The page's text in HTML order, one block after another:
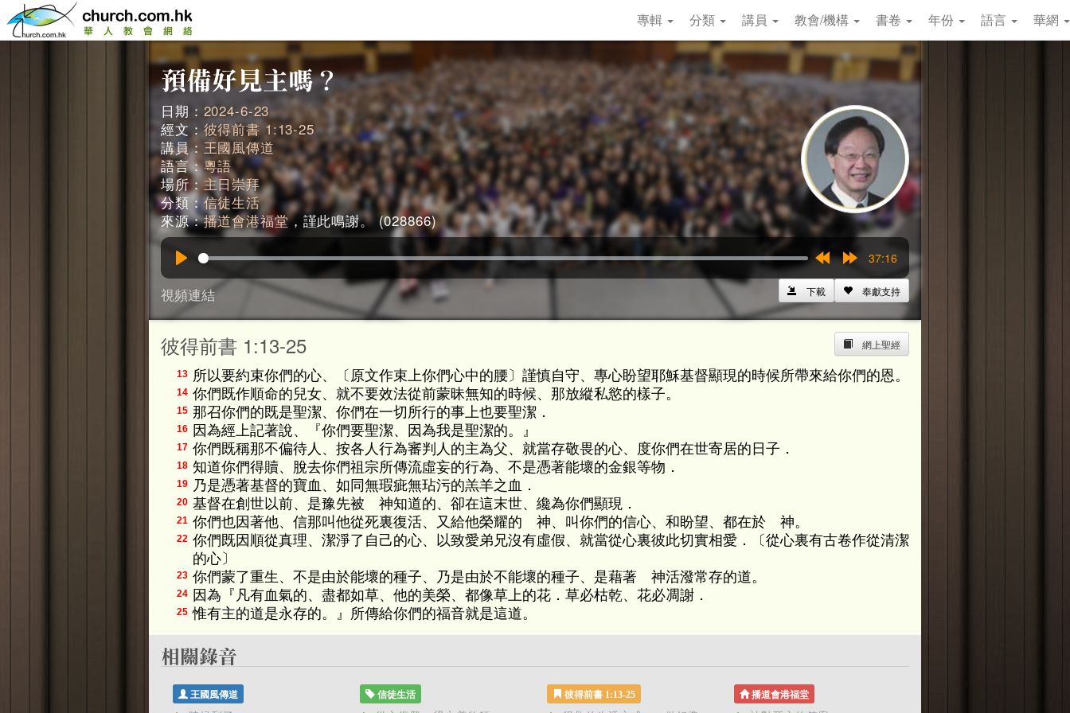
專輯 分類 講員 教會/機構 書卷 年份 語言 華網
日期： 2024-6-23
經文：彼得前書 1:13-25
講員： 王國風傳道
語言：粵語
場所：主日崇拜
分類：信徒生活
來源：播道會港福堂，謹此鳴謝。 (028866)
15s
15s
37:16
視頻連結 奉獻支持
下載
網上聖經
彼得前書 1:13-25
13 所以要約束你們的心、〔原文作束上你們心中的腰〕謹慎自守、專心盼望耶穌基督顯現的時候所帶來給你們的恩。
14 你們既作順命的兒女、就不要效法從前蒙昧無知的時候、那放縱私慾的樣子。
15 那召你們的既是聖潔、你們在一切所行的事上也要聖潔．
16 因為經上記著說、『你們要聖潔、因為我是聖潔的。』
17 你們既稱那不偏待人、按各人行為審判人的主為父、就當存敬畏的心、度你們在世寄居的日子．
18 知道你們得贖、脫去你們祖宗所傳流虛妄的行為、不是憑著能壞的金銀等物．
19 乃是憑著基督的寶血、如同無瑕疵無玷污的羔羊之血．
20 基督在創世以前、是豫先被 神知道的、卻在這末世、纔為你們顯現．
21 你們也因著他、信那叫他從死裏復活、又給他榮耀的 神、叫你們的信心、和盼望、都在於 神。
22 你們既因順從真理、潔淨了自己的心、以致愛弟兄沒有虛假、就當從心裏彼此切實相愛．〔從心裏有古卷作從清潔
的心〕
23 你們蒙了重生、不是由於能壞的種子、乃是由於不能壞的種子、是藉著 神活潑常存的道。
24 因為『凡有血氣的、盡都如草、他的美榮、都像草上的花．草必枯乾、花必凋謝．
25 惟有主的道是永存的。』所傳給你們的福音就是這道。
王國風傳道 信徒生活 彼得前書 1:13-25 播道會港福堂